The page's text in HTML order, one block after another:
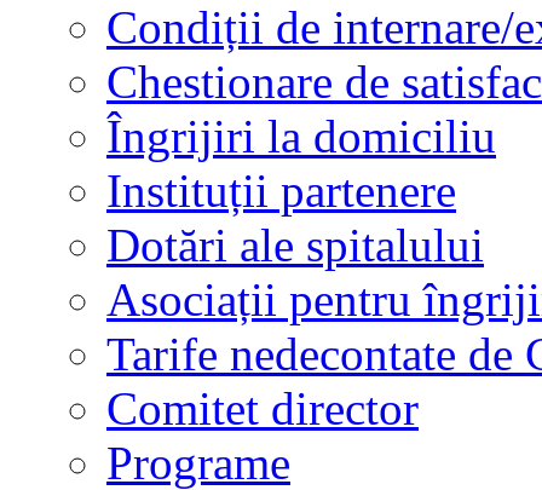
Condiții de internare/
Chestionare de
Îngrijiri la domiciliu
Instituții partenere
Dotări ale spitalului
Asociații pentru
Tarife nedecontate de
Comitet director
Programe